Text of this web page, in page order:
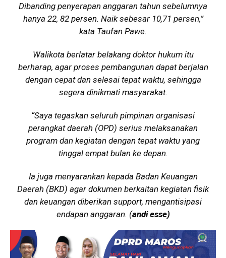
Dibanding penyerapan anggaran tahun sebelumnya
hanya 22, 82 persen. Naik sebesar 10,71 persen,”
kata Taufan Pawe.
Walikota berlatar belakang doktor hukum itu
berharap, agar proses pembangunan dapat berjalan
dengan cepat dan selesai tepat waktu, sehingga
segera dinikmati masyarakat.
“Saya tegaskan seluruh pimpinan organisasi
perangkat daerah (OPD) serius melaksanakan
program dan kegiatan dengan tepat waktu yang
tinggal empat bulan ke depan.
Ia juga menyarankan kepada Badan Keuangan
Daerah (BKD) agar dokumen berkaitan kegiatan fisik
dan keuangan diberikan support, mengantisipasi
endapan anggaran. (andi esse)